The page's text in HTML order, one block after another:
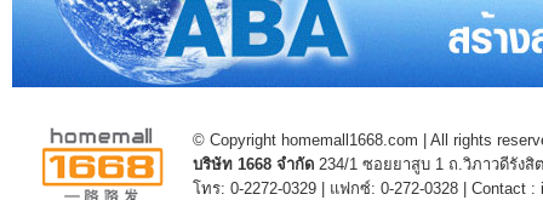
© Copyright homemall1668.com | All rights
บริษัท 1668 จำกัด 234/1 ซอยยาสูบ 1 ถ.วิภาวดีรัง
โทร: 0-2272-0329 | แฟกซ์: 0-272-0328 | Contact